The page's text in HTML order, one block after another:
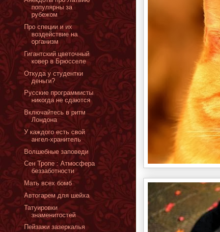
популярны за
рубежом
Про специи и их
воздействие на
организм
Гигантский цветочный
ковер в Брюсселе
Oткуда у студентки
деньги?
Русские программисты
никогда не сдаются
Включайтесь в ритм
Лондона
У каждого есть свой
ангел-хранитель
Волшебные заповеди
Сен Тропе : Атмосфера
беззаботности
Мать всех бомб
Автогарем для шейха
Татуировки
знаменитостей
Пейзажи зазеркалья